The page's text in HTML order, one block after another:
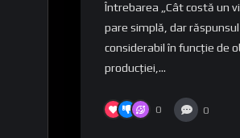
Întrebarea „Cât costă un
pare simplă, dar
considerabil în funcție de
producției,...
0 0